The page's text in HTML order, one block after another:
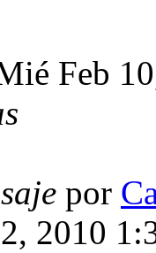
Feb
por
2010